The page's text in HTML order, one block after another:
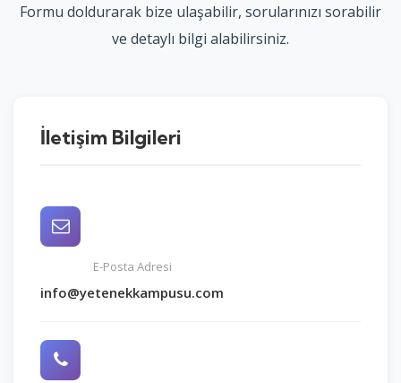
Formu doldurarak bize ulaşabilir, sorularınızı sorabilir
ve detaylı bilgi alabilirsiniz.
İletişim Bilgileri
E-Posta Adresi
info@yetenekkampusu.com